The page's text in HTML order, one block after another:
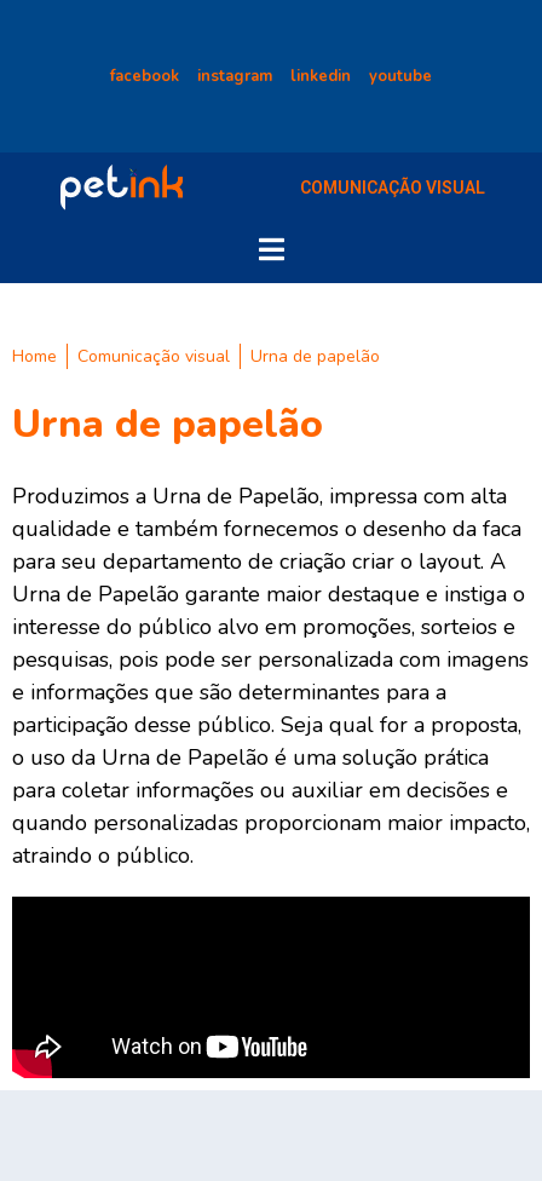
facebook instagram linkedin youtube
COMUNICAÇÃO VISUAL
Home Comunicação visual Urna de papelão
Urna de papelão
Produzimos a Urna de Papelão, impressa com alta
qualidade e também fornecemos o desenho da faca
para seu departamento de criação criar o layout. A
Urna de Papelão garante maior destaque e instiga o
interesse do público alvo em promoções, sorteios e
pesquisas, pois pode ser personalizada com imagens
e informações que são determinantes para a
participação desse público. Seja qual for a proposta,
o uso da Urna de Papelão é uma solução prática
para coletar informações ou auxiliar em decisões e
quando personalizadas proporcionam maior impacto,
atraindo o público.